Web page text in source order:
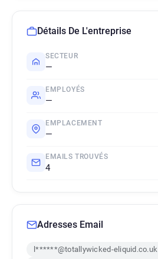
Détails De L'entreprise
SECTEUR
—
EMPLOYÉS
—
EMPLACEMENT
—
EMAILS TROUVÉS
4
Adresses Email
l******@totallywicked-eliquid.co.uk